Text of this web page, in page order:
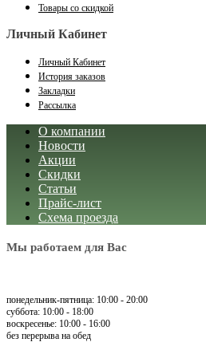
Товары со скидкой
Личный Кабинет
Личный Кабинет
История заказов
Закладки
Рассылка
О компании
Новости
Акции
Скидки
Статьи
Прайс-лист
Схема проезда
Мы работаем для Вас
понедельник-пятница: 10:00 - 20:00
суббота: 10:00 - 18:00
воскресенье: 10:00 - 16:00
без перерыва на обед